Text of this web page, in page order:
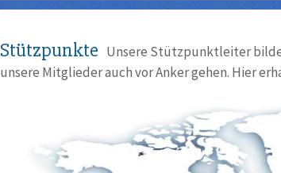
Stützpunkte Unsere Stützpunktleiter
unsere Mitglieder auch vor Anker gehen. Hier